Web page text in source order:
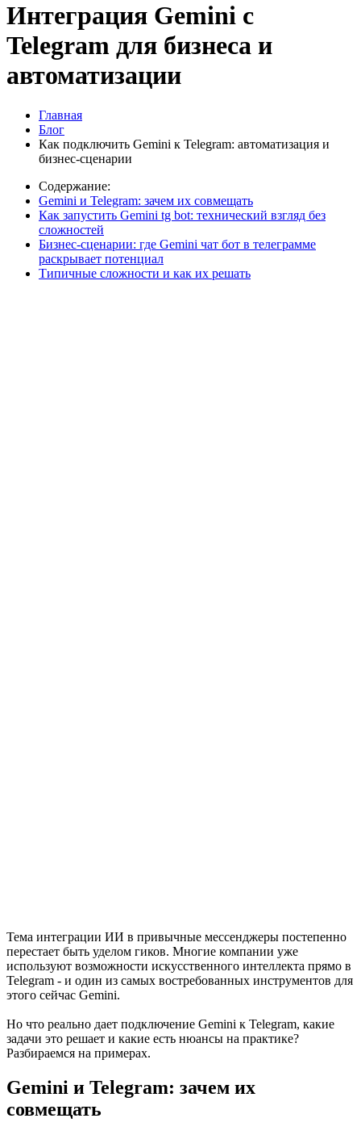
Интеграция Gemini с
Telegram для бизнеса и
автоматизации
Главная
Блог
Как подключить Gemini к Telegram: автоматизация и
бизнес-сценарии
Содержание:
Gemini и Telegram: зачем их совмещать
Как запустить Gemini tg bot: технический взгляд без
сложностей
Бизнес-сценарии: где Gemini чат бот в телеграмме
раскрывает потенциал
Типичные сложности и как их решать
Тема интеграции ИИ в привычные мессенджеры постепенно
перестает быть уделом гиков. Многие компании уже
используют возможности искусственного интеллекта прямо в
Telegram - и один из самых востребованных инструментов для
этого сейчас Gemini.
Но что реально дает подключение Gemini к Telegram, какие
задачи это решает и какие есть нюансы на практике?
Разбираемся на примерах.
Gemini и Telegram: зачем их
совмещать